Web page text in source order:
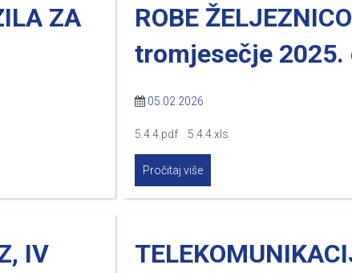
ZA
ROBE
tromjesečje 2025.
05.02.2026
5.4.4.pdf 5.4.4.xls
Pročitaj više
IV